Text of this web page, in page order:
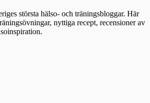
största hälso- och träningsbloggar. Här
nyttiga recept, recensioner av